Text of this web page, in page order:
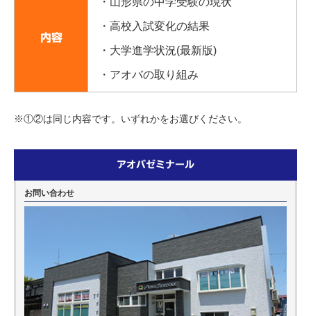
内容
・高校入試変化の結果
・大学進学状況(最新版)
・アオバの取り組み
※①②は同じ内容です。いずれかをお選びください。
アオバゼミナール
お問い合わせ